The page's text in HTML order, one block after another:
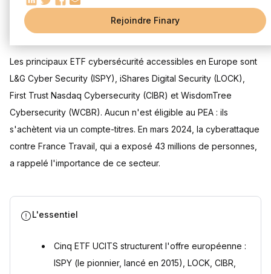
L&G Cyber Security UCITS ETF (ISPY) : le pionnier du
WisdomTree Cybersecurity UCITS ETF (WCBR) : l'expertise
de Team8
Les nouveaux venus : Invesco Cybersecurity et autres ETF
spécialisés
portefeuille ?
Critères essentiels pour sélectionner un ETF cybersécurité
Analyse des frais et de leur impact sur la performance à
Composition et diversification : quelles entreprises sont
Ratios de performance à considérer pour les meilleurs ETF
Performance et perspectives des ETF cybersécurité
Comparaison des performances historiques des meilleurs
Rejoindre Finary
Mis à jour le 28 juillet 2026
Les principaux ETF cybersécurité accessibles en Europe sont
L&G Cyber Security (ISPY), iShares Digital Security (LOCK),
First Trust Nasdaq Cybersecurity (CIBR) et WisdomTree
Cybersecurity (WCBR). Aucun n'est éligible au PEA : ils
s'achètent via un compte-titres. En mars 2024, la cyberattaque
contre France Travail, qui a exposé 43 millions de personnes,
a rappelé l'importance de ce secteur.
L'essentiel
Cinq ETF UCITS structurent l'offre européenne :
ISPY (le pionnier, lancé en 2015), LOCK, CIBR,